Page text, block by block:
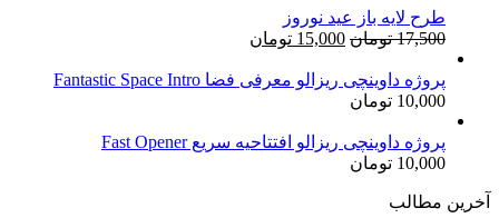
طرح لایه باز عید نوروز
17,500 تومان قیمت
17,500 تومان
15,000 تومان
15,000 تومان.
پروژه داوینچی ریزالو معرفی فضا Fantastic Space Intro
10,000 تومان
پروژه داوینچی ریزالو افتتاحیه سریع Fast Opener
10,000 تومان
آخرین مطالب